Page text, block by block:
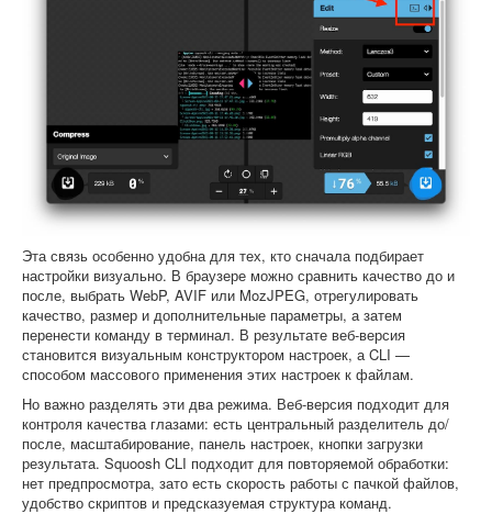
Эта связь особенно удобна для тех, кто сначала подбирает
настройки визуально. В браузере можно сравнить качество до и
после, выбрать WebP, AVIF или MozJPEG, отрегулировать
качество, размер и дополнительные параметры, а затем
перенести команду в терминал. В результате веб-версия
становится визуальным конструктором настроек, а CLI —
способом массового применения этих настроек к файлам.
Но важно разделять эти два режима. Веб-версия подходит для
контроля качества глазами: есть центральный разделитель до/
после, масштабирование, панель настроек, кнопки загрузки
результата. Squoosh CLI подходит для повторяемой обработки:
нет предпросмотра, зато есть скорость работы с пачкой файлов,
удобство скриптов и предсказуемая структура команд.